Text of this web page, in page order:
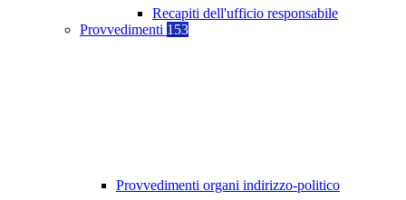
Recapiti dell'ufficio responsabile
Provvedimenti 153
Provvedimenti organi indirizzo-politico